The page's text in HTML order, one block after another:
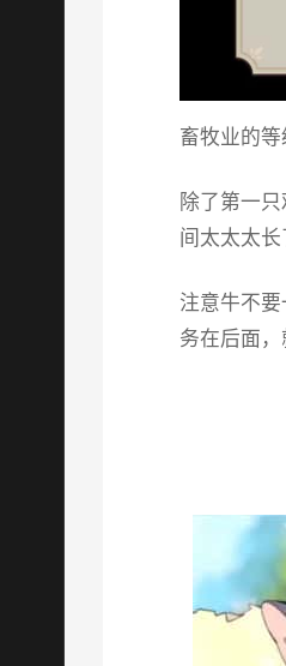
畜牧业的
除了第一
间太太太长
注意牛不
务在后面